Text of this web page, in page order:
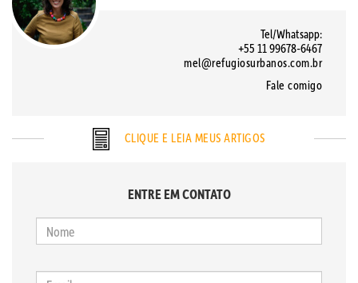
Tel/Whatsapp:
+55 11 99678-6467
mel@refugiosurbanos.com.br
Fale comigo
CLIQUE E LEIA MEUS ARTIGOS
ENTRE EM CONTATO